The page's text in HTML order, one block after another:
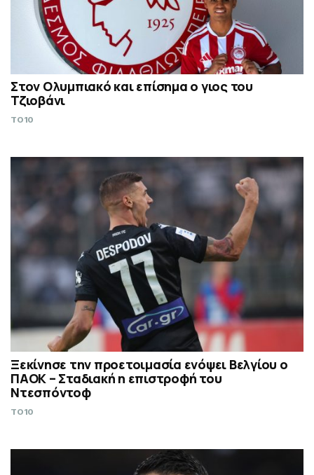
Στον Ολυμπιακό και επίσημα ο γιος του
Τζιοβάνι
TO10
Ξεκίνησε την προετοιμασία ενόψει Βελγίου ο
ΠΑΟΚ – Σταδιακή η επιστροφή του
Ντεσπόντοφ
TO10